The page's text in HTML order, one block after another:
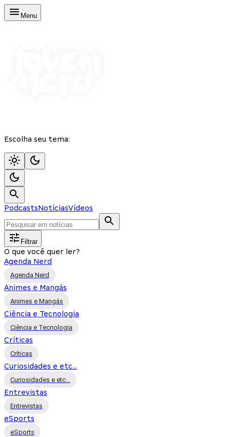
Menu
Escolha seu tema:
PodcastsNotíciasVídeos
Filtrar
O que você quer ler?
Agenda Nerd
Agenda Nerd
Animes e Mangás
Animes e Mangás
Ciência e Tecnologia
Ciência e Tecnologia
Críticas
Críticas
Curiosidades e etc...
Curiosidades e etc...
Entrevistas
Entrevistas
eSports
eSports